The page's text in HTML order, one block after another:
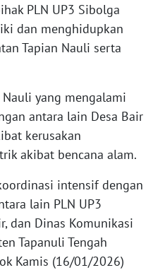
PLN UP3 Sibolga
dan menghidupkan
Tapian Nauli serta
Nauli yang mengalami
antara lain Desa Bair
kerusakan
akibat bencana alam.
intensif dengan
lain PLN UP3
dan Dinas Komunikasi
Tapanuli Tengah
Kamis (16/01/2026)